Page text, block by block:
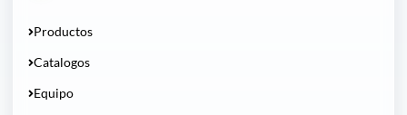
Productos
Catalogos
Equipo